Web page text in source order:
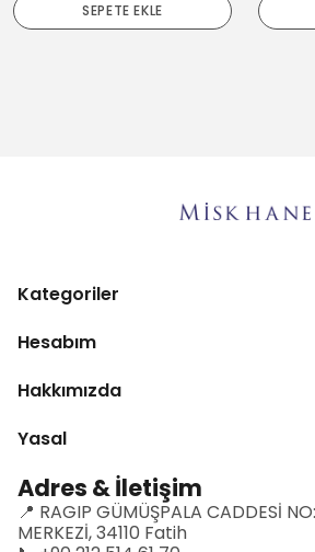
SEPETE EKLE
Kategoriler
Hesabım
Hakkımızda
Yasal
Adres & İletişim
📍 RAGIP GÜMÜŞPALA CADDESİ
MERKEZİ, 34110 Fatih